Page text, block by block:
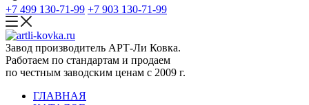
+7 499 130-71-99 +7 903 130-71-99
Завод производитель АРТ-Ли Ковка.
Работаем по стандартам и продаем
по честным заводским ценам с 2009 г.
ГЛАВНАЯ